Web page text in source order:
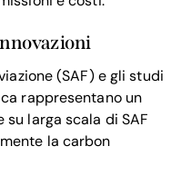
(SAF) e gli studi
rappresentano un
su larga scala di SAF
la carbon